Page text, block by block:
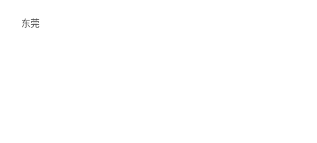
东莞